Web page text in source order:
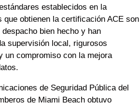
establecidos en la
que obtienen la certificación ACE son
bien hecho y han
supervisión local, rigurosos
un compromiso con la mejora
de Seguridad Pública del
de Miami Beach obtuvo